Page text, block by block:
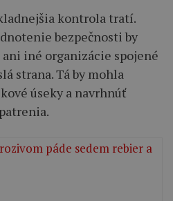
kontrola tratí.
bezpečnosti by
iné organizácie spojené
strana. Tá by mohla
úseky a navrhnúť